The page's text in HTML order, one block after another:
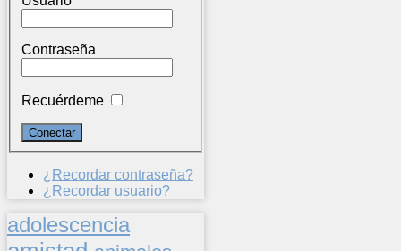
Contraseña
Recuérdeme
¿Recordar contraseña?
¿Recordar usuario?
adolescencia